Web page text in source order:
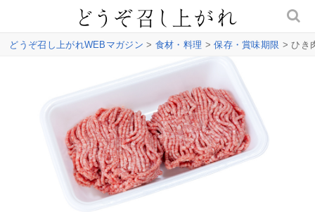
どうぞ召し上がれWEBマガジン > 食材・料理 >保存・賞味期限 > ひき